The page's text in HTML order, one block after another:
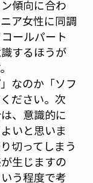
傾向に合わ
ア女性に同調
ールパート
するほうが
なのか「ソフ
ださい。次
、意識的に
いと思いま
切ってしまう
生じますの
う程度で考